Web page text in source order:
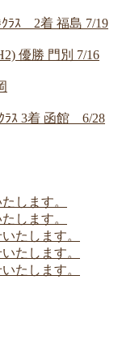
ﾗｽ 2着 福島 7/19
優勝 門別 7/16
ﾗｽ 3着 函館 6/28
します。
します。
たします。
たします。
たします。